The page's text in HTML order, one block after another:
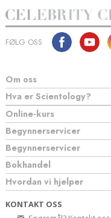
FØLG OSS
Om oss
Hva er Scientology?
Online-kurs
Begynnerservicer
Begynnerservicer
Bokhandel
Hvordan vi hjelper
KONTAKT OSS